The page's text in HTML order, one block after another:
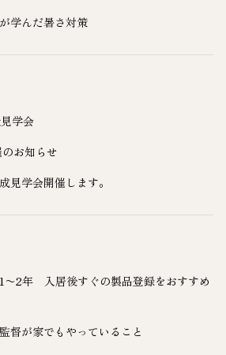
学んだ暑さ対策
学会
お知らせ
見学会開催します。
〜2年 入居後すぐの製品登録をおすすめ
が家でもやっていること